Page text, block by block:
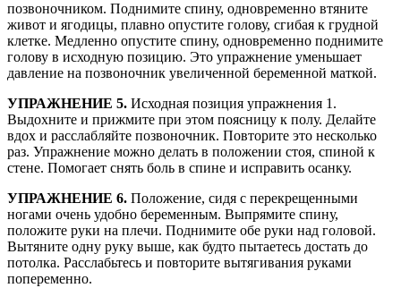
позвоночником. Поднимите спину, одновременно втяните
живот и ягодицы, плавно опустите голову, сгибая к грудной
клетке. Медленно опустите спину, одновременно поднимите
голову в исходную позицию. Это упражнение уменьшает
давление на позвоночник увеличенной беременной маткой.
УПРАЖНЕНИЕ 5. Исходная позиция упражнения 1.
Выдохните и прижмите при этом поясницу к полу. Делайте
вдох и расслабляйте позвоночник. Повторите это несколько
раз. Упражнение можно делать в положении стоя, спиной к
стене. Помогает снять боль в спине и исправить осанку.
УПРАЖНЕНИЕ 6. Положение, сидя с перекрещенными
ногами очень удобно беременным. Выпрямите спину,
положите руки на плечи. Поднимите обе руки над головой.
Вытяните одну руку выше, как будто пытаетесь достать до
потолка. Расслабьтесь и повторите вытягивания руками
попеременно.